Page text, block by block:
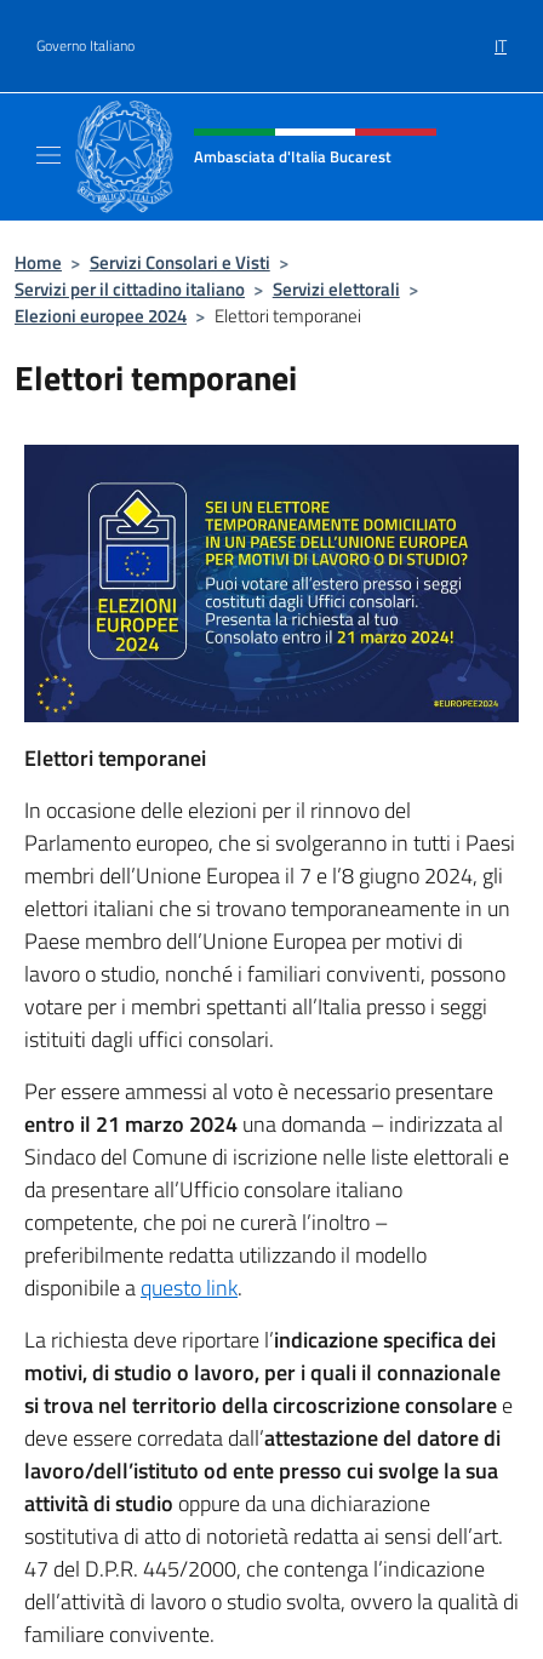
Governo Italiano IT
Intestazione sito, social e menù
Ambasciata d'Italia Bucarest
Home > Servizi Consolari e Visti >
Servizi per il cittadino italiano > Servizi elettorali >
Elezioni europee 2024 > Elettori temporanei
Elettori temporanei
Elettori temporanei
In occasione delle elezioni per il rinnovo del
Parlamento europeo, che si svolgeranno in tutti i Paesi
membri dell’Unione Europea il 7 e l’8 giugno 2024, gli
elettori italiani che si trovano temporaneamente in un
Paese membro dell’Unione Europea per motivi di
lavoro o studio, nonché i familiari conviventi, possono
votare per i membri spettanti all’Italia presso i seggi
istituiti dagli uffici consolari.
Per essere ammessi al voto è necessario presentare
entro il 21 marzo 2024una domanda – indirizzata al
Sindaco del Comune di iscrizione nelle liste elettorali e
da presentare all’Ufficio consolare italiano
competente, che poi ne curerà l’inoltro –
preferibilmente redatta utilizzando il modello
disponibile aquesto link.
La richiesta deve riportare l’indicazione specifica dei
motivi, di studio o lavoro, per i quali il connazionale
si trova nel territorio della circoscrizione consolaree
deve essere corredata dall’attestazione del datore di
lavoro/dell’istituto od ente presso cui svolge la sua
attività di studio oppure da una dichiarazione
sostitutiva di atto di notorietà redatta ai sensi dell’art.
47 del D.P.R. 445/2000, che contenga l’indicazione
dell’attività di lavoro o studio svolta, ovvero la qualità di
familiare convivente.